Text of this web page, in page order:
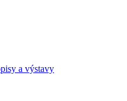
a výstavy